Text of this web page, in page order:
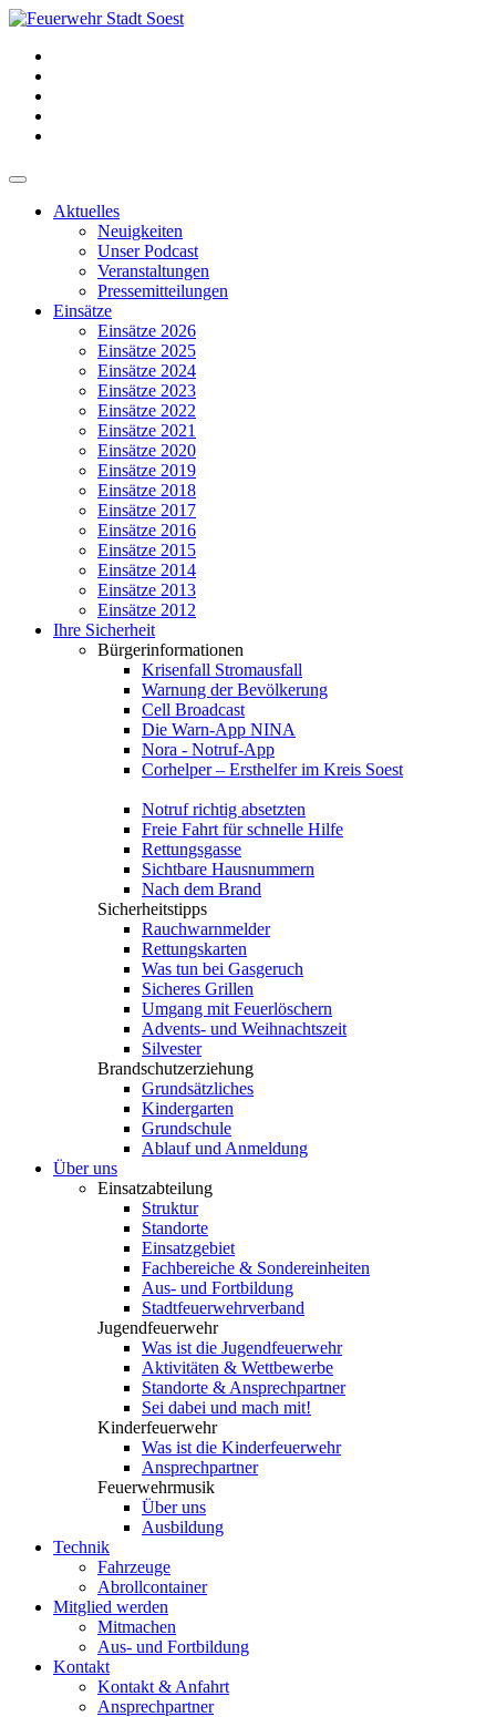
Aktuelles
Neuigkeiten
Unser Podcast
Veranstaltungen
Pressemitteilungen
Einsätze
Einsätze 2026
Einsätze 2025
Einsätze 2024
Einsätze 2023
Einsätze 2022
Einsätze 2021
Einsätze 2020
Einsätze 2019
Einsätze 2018
Einsätze 2017
Einsätze 2016
Einsätze 2015
Einsätze 2014
Einsätze 2013
Einsätze 2012
Ihre Sicherheit
Bürgerinformationen
Krisenfall Stromausfall
Warnung der Bevölkerung
Cell Broadcast
Die Warn-App NINA
Nora - Notruf-App
Corhelper – Ersthelfer im Kreis Soest
Notruf richtig absetzten
Freie Fahrt für schnelle Hilfe
Rettungsgasse
Sichtbare Hausnummern
Nach dem Brand
Sicherheitstipps
Rauchwarnmelder
Rettungskarten
Was tun bei Gasgeruch
Sicheres Grillen
Umgang mit Feuerlöschern
Advents- und Weihnachtszeit
Silvester
Brandschutzerziehung
Grundsätzliches
Kindergarten
Grundschule
Ablauf und Anmeldung
Über uns
Einsatzabteilung
Struktur
Standorte
Einsatzgebiet
Fachbereiche & Sondereinheiten
Aus- und Fortbildung
Stadtfeuerwehrverband
Jugendfeuerwehr
Was ist die Jugendfeuerwehr
Aktivitäten & Wettbewerbe
Standorte & Ansprechpartner
Sei dabei und mach mit!
Kinderfeuerwehr
Was ist die Kinderfeuerwehr
Ansprechpartner
Feuerwehrmusik
Über uns
Ausbildung
Technik
Fahrzeuge
Abrollcontainer
Mitglied werden
Mitmachen
Aus- und Fortbildung
Kontakt
Kontakt & Anfahrt
Ansprechpartner